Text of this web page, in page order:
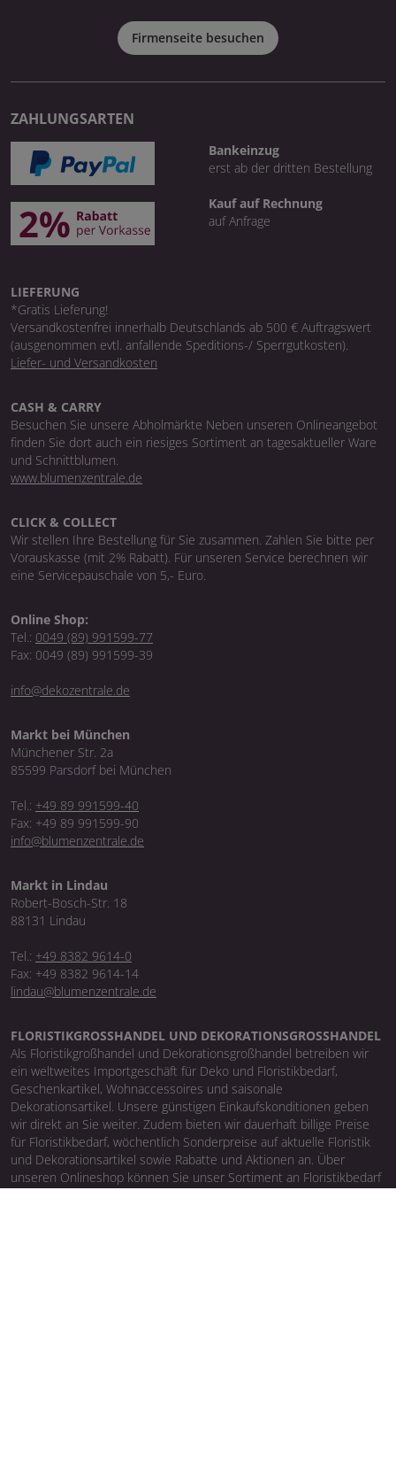
Firmenseite besuchen
ZAHLUNGSARTEN
Bankeinzug
erst ab der dritten Bestellung
Kauf auf Rechnung
auf Anfrage
LIEFERUNG
*Gratis Lieferung!
Versandkostenfrei innerhalb Deutschlands ab 500 € Auftragswert
(ausgenommen evtl. anfallende Speditions-/ Sperrgutkosten).
Liefer- und Versandkosten
CASH & CARRY
Besuchen Sie unsere Abholmärkte Neben unseren Onlineangebot
finden Sie dort auch ein riesiges Sortiment an tagesaktueller Ware
und Schnittblumen.
www.blumenzentrale.de
CLICK & COLLECT
Wir stellen Ihre Bestellung für Sie zusammen. Zahlen Sie bitte per
Vorauskasse (mit 2% Rabatt). Für unseren Service berechnen wir
eine Servicepauschale von 5,- Euro.
Online Shop:
Tel.: 0049 (89) 991599-77
Fax: 0049 (89) 991599-39
info@dekozentrale.de
Markt bei München
Münchener Str. 2a
85599 Parsdorf bei München
Tel.: +49 89 991599-40
Fax: +49 89 991599-90
info@blumenzentrale.de
Markt in Lindau
Robert-Bosch-Str. 18
88131 Lindau
Tel.: +49 8382 9614-0
Fax: +49 8382 9614-14
lindau@blumenzentrale.de
FLORISTIKGROSSHANDEL UND DEKORATIONSGROSSHANDEL
Als Floristikgroßhandel und Dekorationsgroßhandel betreiben wir
ein weltweites Importgeschäft für Deko und Floristikbedarf,
Geschenkartikel, Wohnaccessoires und saisonale
Dekorationsartikel. Unsere günstigen Einkaufskonditionen geben
wir direkt an Sie weiter. Zudem bieten wir dauerhaft billige Preise
für Floristikbedarf, wöchentlich Sonderpreise auf aktuelle Floristik
und Dekorationsartikel sowie Rabatte und Aktionen an. Über
unseren Onlineshop können Sie unser Sortiment an Floristikbedarf